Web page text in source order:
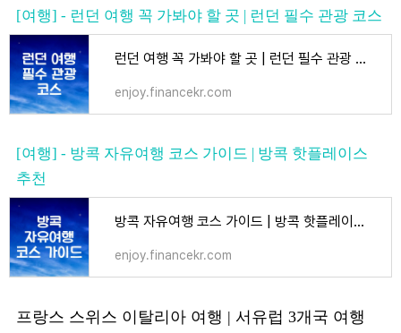
[여행] - 런던 여행 꼭 가봐야 할 곳 | 런던 필수 관광 코스
런던 여행 꼭 가봐야 할 곳 | 런던 필수 관광 코스
enjoy.financekr.com
[여행] - 방콕 자유여행 코스 가이드 | 방콕 핫플레이스
추천
방콕 자유여행 코스 가이드 | 방콕 핫플레이스 추천
enjoy.financekr.com
프랑스 스위스 이탈리아 여행 | 서유럽 3개국 여행